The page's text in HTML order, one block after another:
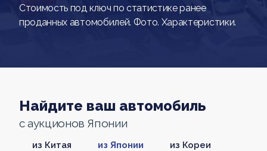
Стоимость под ключ по статистике ранее
проданных автомобилей. Фото. Характеристики.
Найдите ваш автомобиль
с аукционов Японии
из Китая из Японии из Кореи